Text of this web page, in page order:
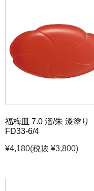
福梅皿 7.0 溜/朱 漆塗り
FD33-6/4
¥4,180(税抜 ¥3,800)